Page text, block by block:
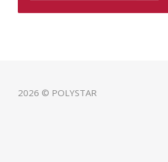
2026 © POLYSTAR